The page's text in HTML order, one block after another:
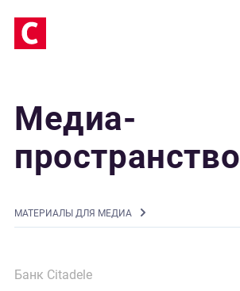
Медиа-
пространство
MАТЕРИАЛЫ ДЛЯ МЕДИА
Банк Citadele